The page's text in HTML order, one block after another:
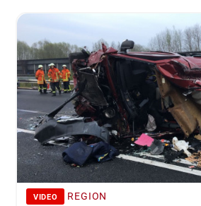
VIDEO REGION